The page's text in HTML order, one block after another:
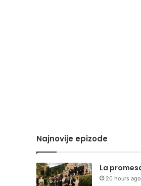
Najnovije epizode
La
20 hours ago